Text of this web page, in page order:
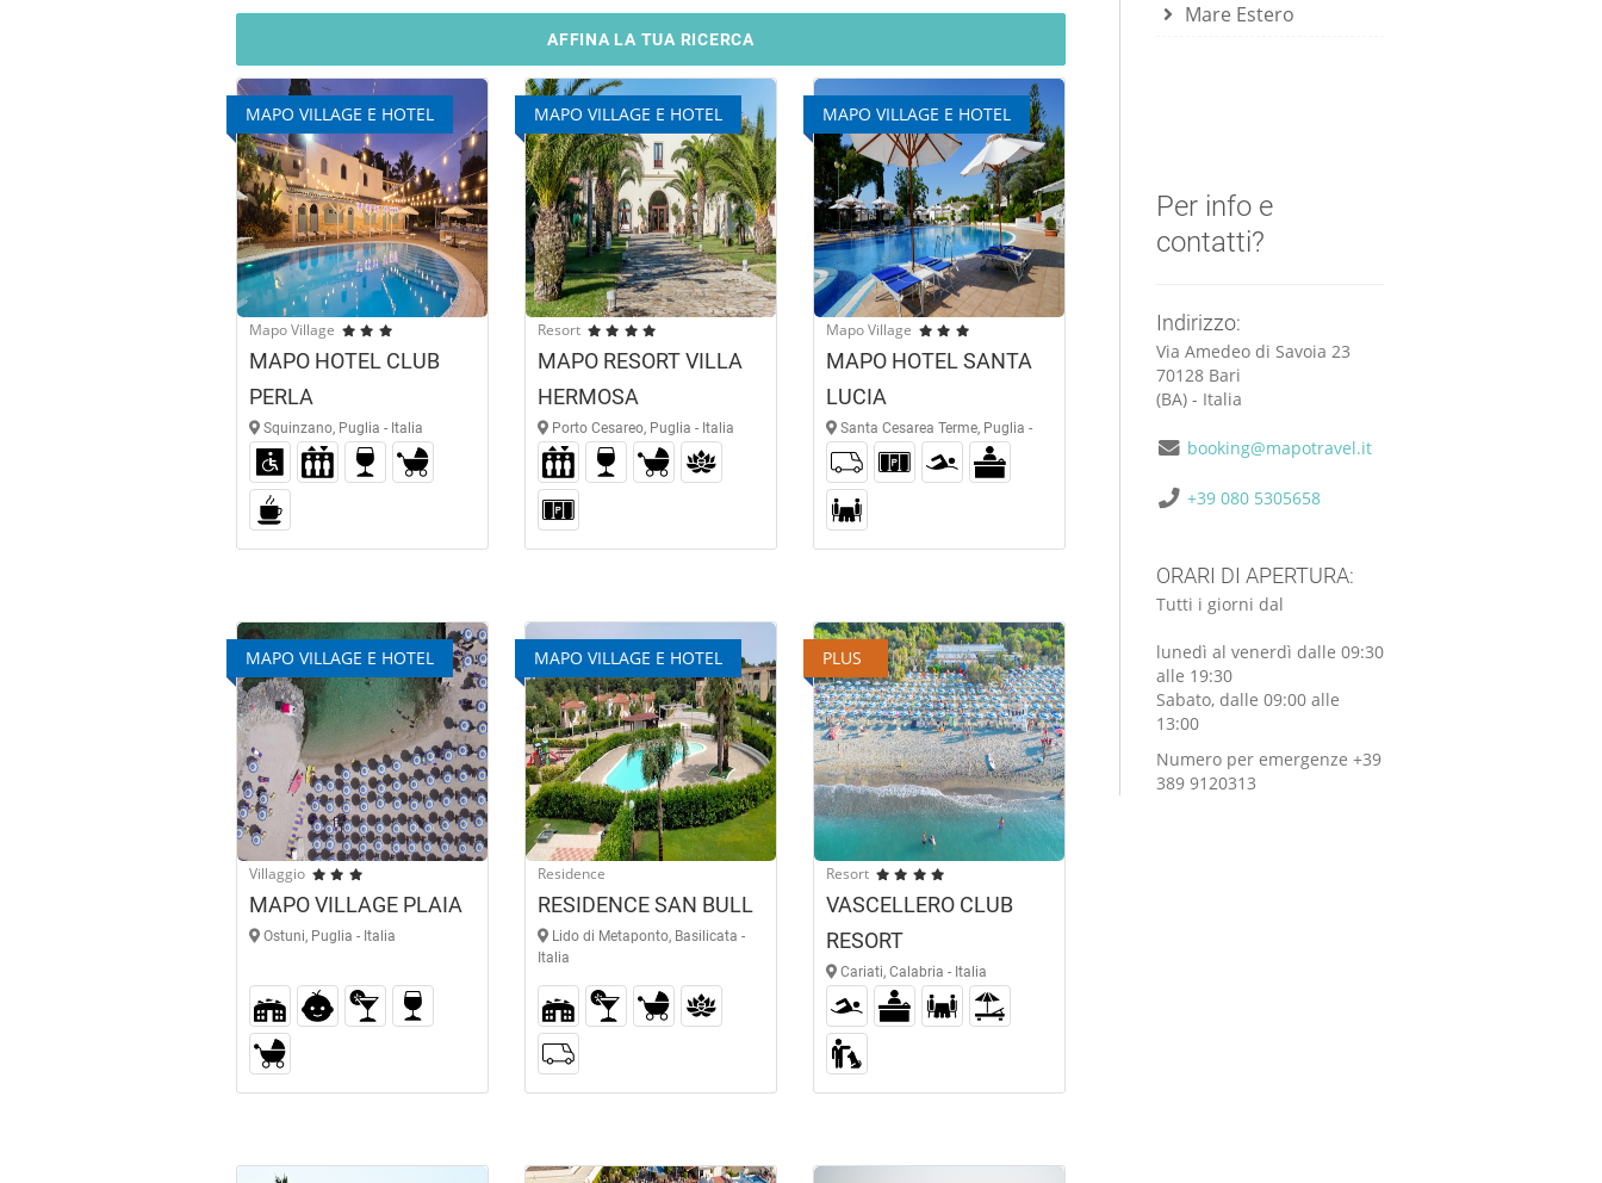
AFFINA LA TUA RICERCA
MAPO VILLAGE E HOTEL
Mapo Village
MAPO HOTEL CLUB
PERLA
Squinzano, Puglia - Italia
MAPO VILLAGE E HOTEL
Resort
MAPO RESORT VILLA
HERMOSA
Porto Cesareo, Puglia - Italia
MAPO VILLAGE E HOTEL
Mapo Village
MAPO HOTEL SANTA
LUCIA
Santa Cesarea Terme, Puglia -
Italia
MAPO VILLAGE E HOTEL
Villaggio
MAPO VILLAGE PLAIA
Ostuni, Puglia - Italia
MAPO VILLAGE E HOTEL
Residence
RESIDENCE SAN BULL
Lido di Metaponto, Basilicata -
Italia
PLUS
Resort
VASCELLERO CLUB
RESORT
Cariati, Calabria - Italia
Mare Estero
Per info e
contatti?
Indirizzo:
Via Amedeo di Savoia 23
70128 Bari
(BA) - Italia
booking@mapotravel.it
+39 080 5305658
ORARI DI APERTURA:
Tutti i giorni dal
lunedì al venerdì dalle 09:30
alle 19:30
Sabato, dalle 09:00 alle
13:00
Numero per emergenze +39
389 9120313